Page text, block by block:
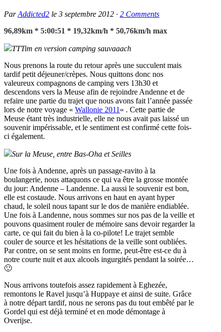
ParAddicted2 le 3 septembre 2012 · 2 Comments
96,89km * 5:00:51 * 19,32km/h * 50,76km/h max
TTTim en version camping sauvaaach
Nous prenons la route du retour après une succulent mais
tardif petit déjeuner/crèpes. Nous quittons donc nos
valeureux compagnons de camping vers 13h30 et
descendons vers la Meuse afin de rejoindre Andenne et de
refaire une partie du trajet que nous avons fait l’année passée
lors de notre voyage « Wallonie 2011 « . Cette partie de
Meuse étant très industrielle, elle ne nous avait pas laissé un
souvenir impérissable, et le sentiment est confirmé cette fois-
ci également.
Sur la Meuse, entre Bas-Oha et Seilles
Une fois à Andenne, après un passage-ravito à la
boulangerie, nous attaquons ce qui va être la grosse montée
du jour: Andenne – Landenne. La aussi le souvenir est bon,
elle est costaude. Nous arrivons en haut en ayant hyper
chaud, le soleil nous tapant sur le dos de manière endiablée.
Une fois à Landenne, nous sommes sur nos pas de la veille et
pouvons quasiment rouler de mémoire sans devoir regarder la
carte, ce qui fait du bien à la co-pilote! Le trajet semble
couler de source et les hésitations de la veille sont oubliées.
Par contre, on se sent moins en forme, peut-être est-ce du à
notre courte nuit et aux alcools ingurgités pendant la soirée…
🙂
Nous arrivons toutefois assez rapidement à Eghezée,
remontons le Ravel jusqu’à Huppaye et ainsi de suite. Grâce
à notre départ tardif, nous ne serons pas du tout embêté par le
Gordel qui est déjà terminé et en mode démontage à
Overijse.